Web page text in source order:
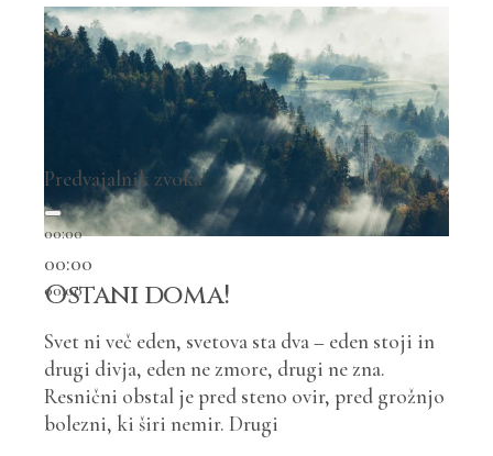
Predvajalnik zvoka
00:00
00:00
00:00
Ostani doma!
Svet ni več eden, svetova sta dva – eden stoji in
drugi divja, eden ne zmore, drugi ne zna.
Resnični obstal je pred steno ovir, pred grožnjo
bolezni, ki širi nemir. Drugi